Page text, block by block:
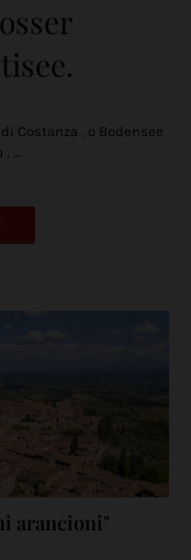
Costanza , o Bodensee
, …
arancioni"